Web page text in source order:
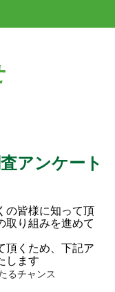
アンケート
の皆様に知って頂
取り組みを進めて
頂くため、下記ア
します
るチャンス